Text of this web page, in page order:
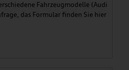
Fahrzeugmodelle (Audi
das Formular finden Sie hier